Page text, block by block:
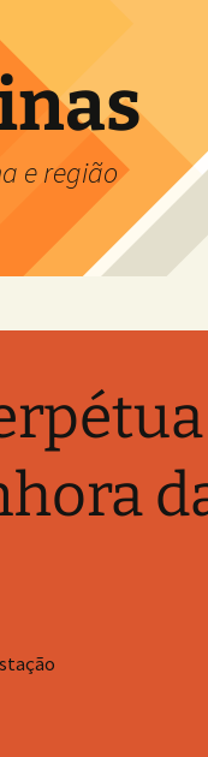
e região